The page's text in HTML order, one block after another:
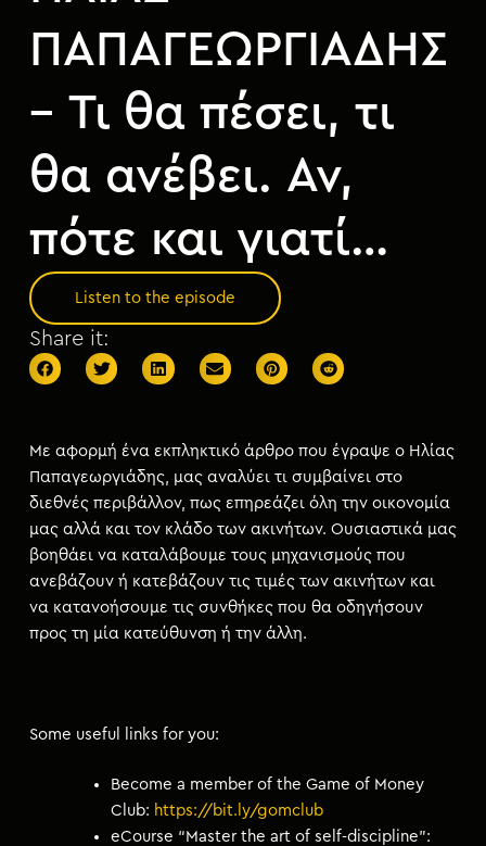
ΠΑΠΑΓΕΩΡΓΙΑΔΗΣ
– Τι θα πέσει, τι
θα ανέβει. Αν,
πότε και γιατί…
Listen to the episode
Share it:
Με αφορμή ένα εκπληκτικό άρθρο που έγραψε ο Ηλίας
Παπαγεωργιάδης, μας αναλύει τι συμβαίνει στο
διεθνές περιβάλλον, πως επηρεάζει όλη την οικονομία
μας αλλά και τον κλάδο των ακινήτων. Ουσιαστικά μας
βοηθάει να καταλάβουμε τους μηχανισμούς που
ανεβάζουν ή κατεβάζουν τις τιμές των ακινήτων και
να κατανοήσουμε τις συνθήκες που θα οδηγήσουν
προς τη μία κατεύθυνση ή την άλλη.
Some useful links for you:
Become a member of the Game of Money
Club: https://bit.ly/gomclub
eCourse “Master the art of self-discipline”: